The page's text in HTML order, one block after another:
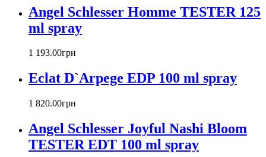
Burberry
Bvlgari
Byblos
Calvin Klein
Canali
Carla Fracci
Carolina Herrera
Caron
Cartier
Angel Schlesser Homme TESTER 125
ml spray
1 193.00грн
Eclat D`Arpege EDP 100 ml spray
1 820.00грн
Angel Schlesser Joyful Nashi Bloom
TESTER EDT 100 ml spray